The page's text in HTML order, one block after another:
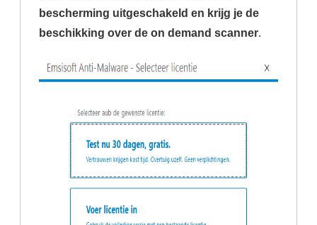
bescherming uitgeschakeld en krijg je de
beschikking over de on demand scanner.